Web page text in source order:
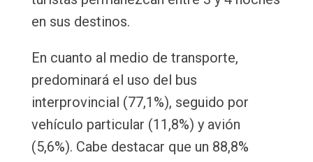
en sus destinos.
En cuanto al medio de transporte,
predominará el uso del bus
interprovincial (77,1%), seguido por
vehículo particular (11,8%) y avión
(5,6%). Cabe destacar que un 88,8%